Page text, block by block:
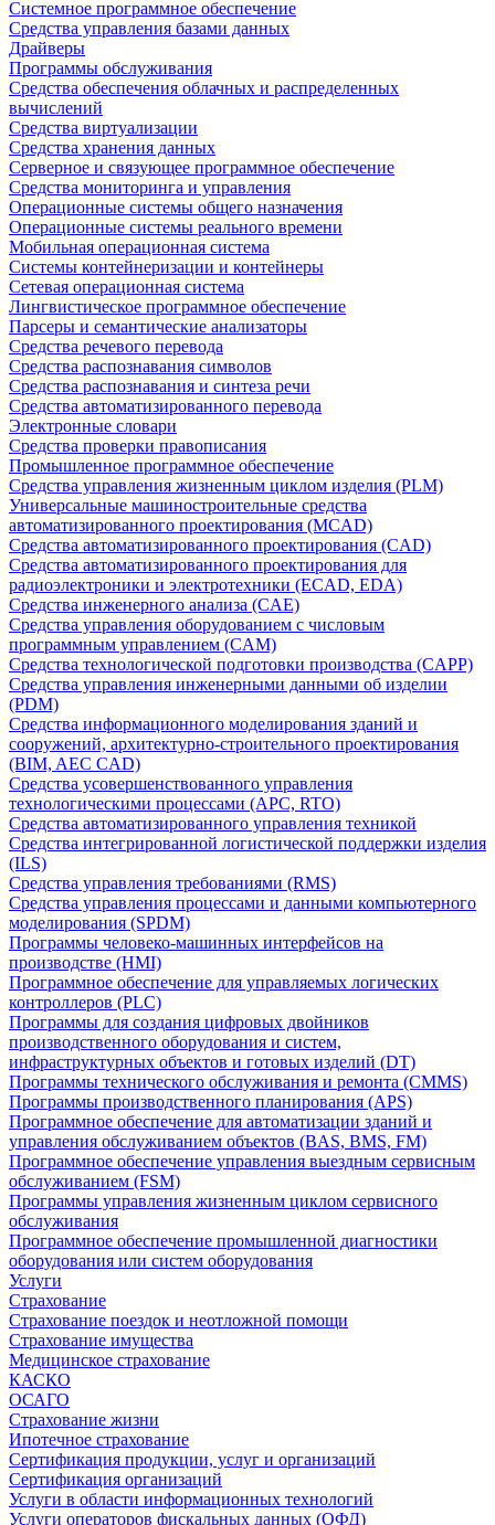
Системное программное обеспечение
Средства управления базами данных
Драйверы
Программы обслуживания
Средства обеспечения облачных и распределенных
вычислений
Средства виртуализации
Средства хранения данных
Серверное и связующее программное обеспечение
Средства мониторинга и управления
Операционные системы общего назначения
Операционные системы реального времени
Мобильная операционная система
Системы контейнеризации и контейнеры
Сетевая операционная система
Лингвистическое программное обеспечение
Парсеры и семантические анализаторы
Средства речевого перевода
Средства распознавания символов
Средства распознавания и синтеза речи
Средства автоматизированного перевода
Электронные словари
Средства проверки правописания
Промышленное программное обеспечение
Средства управления жизненным циклом изделия (PLM)
Универсальные машиностроительные средства
автоматизированного проектирования (MCAD)
Средства автоматизированного проектирования (CAD)
Средства автоматизированного проектирования для
радиоэлектроники и электротехники (ECAD, EDA)
Средства инженерного анализа (CAE)
Средства управления оборудованием с числовым
программным управлением (CAM)
Средства технологической подготовки производства (CAPP)
Средства управления инженерными данными об изделии
(PDM)
Средства информационного моделирования зданий и
сооружений, архитектурно-строительного проектирования
(BIM, AEC CAD)
Средства усовершенствованного управления
технологическими процессами (APC, RTO)
Средства автоматизированного управления техникой
Средства интегрированной логистической поддержки изделия
(ILS)
Средства управления требованиями (RMS)
Средства управления процессами и данными компьютерного
моделирования (SPDM)
Программы человеко-машинных интерфейсов на
производстве (HMI)
Программное обеспечение для управляемых логических
контроллеров (PLC)
Программы для создания цифровых двойников
производственного оборудования и систем,
инфраструктурных объектов и готовых изделий (DT)
Программы технического обслуживания и ремонта (CMMS)
Программы производственного планирования (APS)
Программное обеспечение для автоматизации зданий и
управления обслуживанием объектов (BAS, BMS, FM)
Программное обеспечение управления выездным сервисным
обслуживанием (FSM)
Программы управления жизненным циклом сервисного
обслуживания
Программное обеспечение промышленной диагностики
оборудования или систем оборудования
Услуги
Страхование
Страхование поездок и неотложной помощи
Страхование имущества
Медицинское страхование
КАСКО
ОСАГО
Страхование жизни
Ипотечное страхование
Сертификация продукции, услуг и организаций
Сертификация организаций
Услуги в области информационных технологий
Услуги операторов фискальных данных (ОФД)